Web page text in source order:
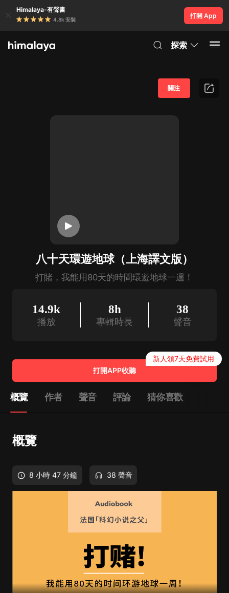
Himalaya-有聲書
4.8k 安裝
打開 App
探索
八十天環遊地球（上海譯文版）
打賭，我能用80天的時間環遊地球一週！
關注
14.9k
播放
8h
專輯時長
38
聲音
打開APP收聽
新人領7天免費試用
概覽 作者 聲音 評論 猜你喜歡
概覽
8 小時 47 分鐘 38 聲音